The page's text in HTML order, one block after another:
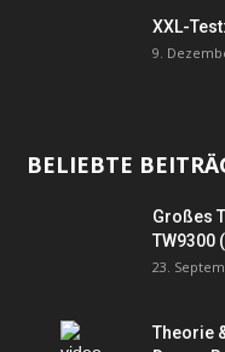
XXL-
9.
BELIEBTE
Großes
TW9300
23.
Theorie